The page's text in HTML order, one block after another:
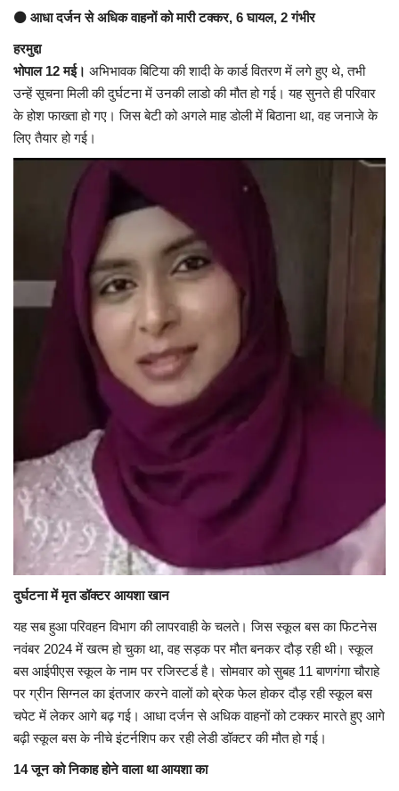
साहित्य सरोकार
सेहत सरोकार
सामाजिक सरोकार
⚫ आधा दर्जन से अधिक वाहनों को मारी टक्कर, 6 घायल, 2 गंभीर
हरमुद्दा
भोपाल 12 मई। अभिभावक बिटिया की शादी के कार्ड वितरण में लगे हुए थे, तभी
उन्हें सूचना मिली की दुर्घटना में उनकी लाडो की मौत हो गई। यह सुनते ही परिवार
के होश फाख्ता हो गए। जिस बेटी को अगले माह डोली में बिठाना था, वह जनाजे के
लिए तैयार हो गई।
दुर्घटना में मृत डॉक्टर आयशा खान
यह सब हुआ परिवहन विभाग की लापरवाही के चलते। जिस स्कूल बस का फिटनेस
नवंबर 2024 में खत्म हो चुका था, वह सड़क पर मौत बनकर दौड़ रही थी। स्कूल
बस आईपीएस स्कूल के नाम पर रजिस्टर्ड है। सोमवार को सुबह 11 बाणगंगा चौराहे
पर ग्रीन सिग्नल का इंतजार करने वालों को ब्रेक फेल होकर दौड़ रही स्कूल बस
चपेट में लेकर आगे बढ़ गई। आधा दर्जन से अधिक वाहनों को टक्कर मारते हुए आगे
बढ़ी स्कूल बस के नीचे इंटर्नशिप कर रही लेडी डॉक्टर की मौत हो गई।
14 जून को निकाह होने वाला था आयशा का